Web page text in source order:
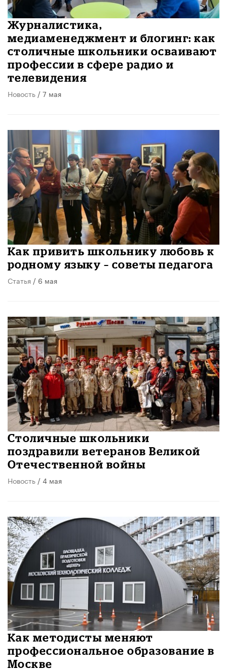
Журналистика,
медиаменеджмент и блогинг: как
столичные школьники осваивают
профессии в сфере радио и
телевидения
Новость / 7 мая
​Как привить школьнику любовь к
родному языку – советы педагога
Статья / 6 мая
Столичные школьники
поздравили ветеранов Великой
Отечественной войны
Новость / 4 мая
​Как методисты меняют
профессиональное образование в
Москве